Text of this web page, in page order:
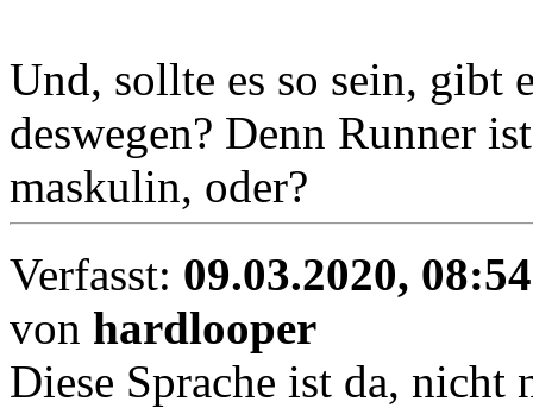
Und, sollte es so sein, gibt
deswegen? Denn Runner
maskulin, oder?
Verfasst: 09.03.2020, 08:54
von hardlooper
Diese Sprache ist da, nicht